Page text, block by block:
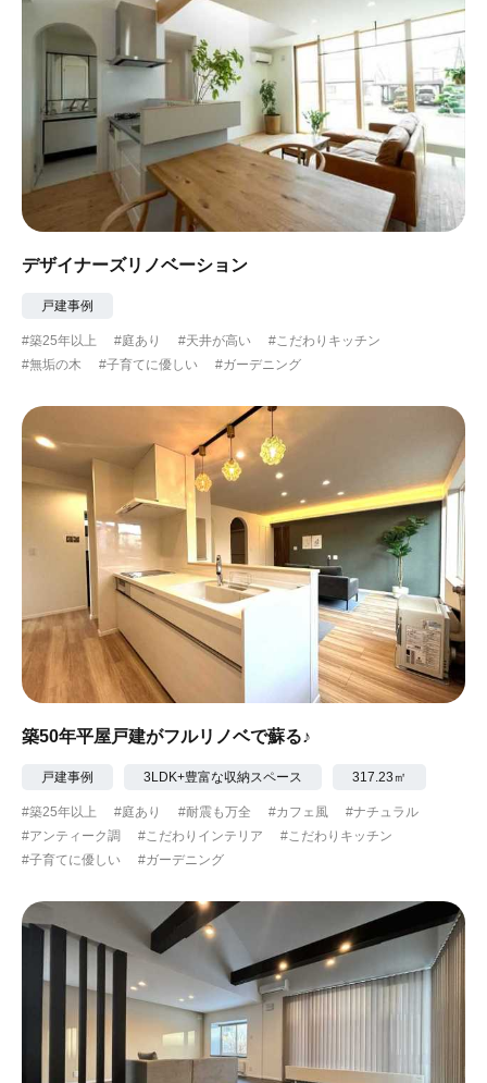
デザイナーズリノベーション
戸建事例
#築25年以上 #庭あり #天井が高い
#こだわりキッチン
#無垢の木
#子育てに優しい #ガーデニング
築50年平屋戸建がフルリノベで蘇る♪
戸建事例 3LDK+豊富な収納スペース 317.23㎡
#築25年以上 #庭あり #耐震も万全 #カフェ風
#ナチュラル
#アンティーク調
#こだわりインテリア
#こだわりキッチン
#子育てに優しい
#ガーデニング